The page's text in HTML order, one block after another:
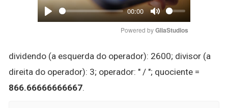
Play
00:00
Mute
Powered by GliaStudios
dividendo (a esquerda do operador): 2600; divisor (a
direita do operador): 3; operador: " / "; quociente =
866.66666666667.